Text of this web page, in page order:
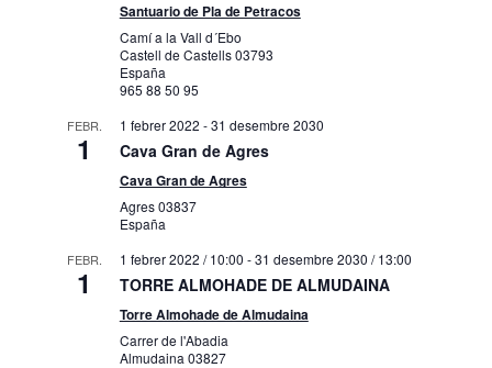
Santuario de Pla de Petracos
Camí a la Vall d´Ebo
Castell de Castells03793
España
965 88 50 95
FEBR.
1
1 febrer 2022 -31 desembre 2030
Cava Gran de Agres
Cava Gran de Agres
Agres03837
España
FEBR.
1
1 febrer 2022 / 10:00 -31 desembre 2030 / 13:00
TORRE ALMOHADE DE ALMUDAINA
Torre Almohade de Almudaina
Carrer de l'Abadia
Almudaina 03827